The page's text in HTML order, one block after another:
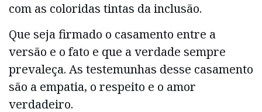
com as coloridas tintas da inclusão.
Que seja firmado o casamento entre a
versão e o fato e que a verdade sempre
prevaleça. As testemunhas desse casamento
são a empatia, o respeito e o amor
verdadeiro.